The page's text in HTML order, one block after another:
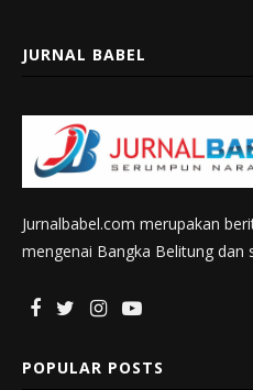
JURNAL BABEL
Jurnalbabel.com merupakan
mengenai Bangka Belitung dan
POPULAR POSTS